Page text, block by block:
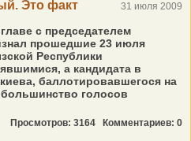
Это факт 31 июля 2009
с председателем
прошедшие 23 июля
Республики
а кандидата в
баллотировавшегося на
голосов
Просмотров: 3164 Комментариев: 0